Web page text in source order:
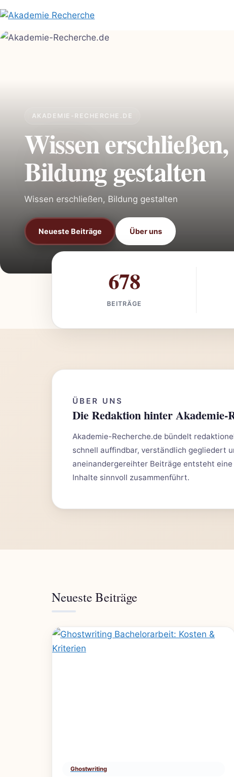
Inhalt
springen
AKADEMIE-RECHERCHE.DE
Wissen erschließen,
Bildung gestalten
Wissen erschließen, Bildung gestalten
Neueste Beiträge Über uns
678
BEITRÄGE
ÜBER UNS
Die Redaktion hinter Akademie-
Akademie-Recherche.de bündelt
schnell auffindbar, verständlich gegliedert
aneinandergereihter Beiträge entsteht
Inhalte sinnvoll zusammenführt.
Neueste Beiträge
Ghostwriting